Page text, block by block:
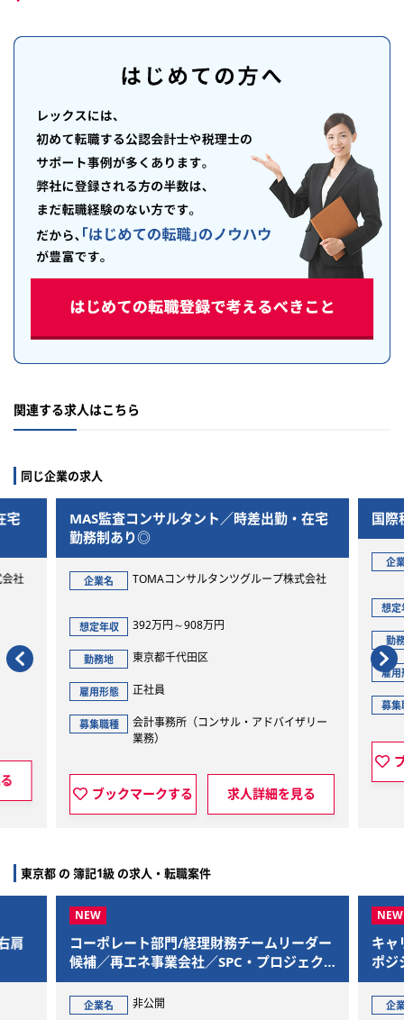
関連する求人はこちら
同じ企業の求人
・在宅
式会社
国際税務コンサルタント ※幹部候補
企業名 TOMAコンサルタンツグループ株式会社
勤務地
雇用形態
募集職種
東京都 の 簿記1級 の求人・転職案件
ムリーダー
化
キャリアSNSを運営するYOUTRUSTの経理
ポジションです！
企業名